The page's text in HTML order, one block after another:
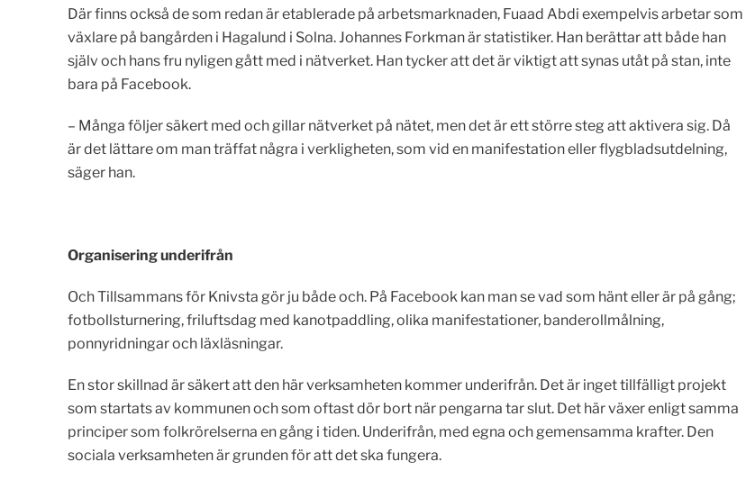
Där finns också de som redan är etablerade på arbetsmarknaden, Fuaad Abdi exempelvis arbetar som
växlare på bangården i Hagalund i Solna. Johannes Forkman är statistiker. Han berättar att både han
själv och hans fru nyligen gått med i nätverket. Han tycker att det är viktigt att synas utåt på stan, inte
bara på Facebook.
– Många följer säkert med och gillar nätverket på nätet, men det är ett större steg att aktivera sig. Då
är det lättare om man träffat några i verkligheten, som vid en manifestation eller flygbladsutdelning,
säger han.
Organisering underifrån
Och Tillsammans för Knivsta gör ju både och. På Facebook kan man se vad som hänt eller är på gång;
fotbollsturnering, friluftsdag med kanotpaddling, olika manifestationer, banderollmålning,
ponnyridningar och läxläsningar.
En stor skillnad är säkert att den här verksamheten kommer underifrån. Det är inget tillfälligt projekt
som startats av kommunen och som oftast dör bort när pengarna tar slut. Det här växer enligt samma
principer som folkrörelserna en gång i tiden. Underifrån, med egna och gemensamma krafter. Den
sociala verksamheten är grunden för att det ska fungera.